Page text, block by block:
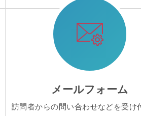
メールフォーム
訪問者からの問い合わせなどを受け